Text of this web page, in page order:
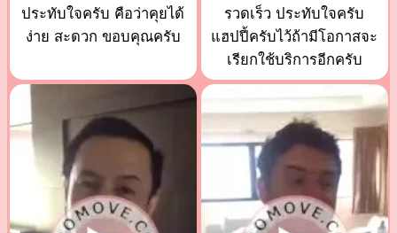
ประทับใจครับ คือว่าคุยได้
ง่าย สะดวก ขอบคุณครับ
รวดเร็ว ประทับใจครับ
แฮปปี้ครับไว้ถ้ามีโอกาสจะ
เรียกใช้บริการอีกครับ